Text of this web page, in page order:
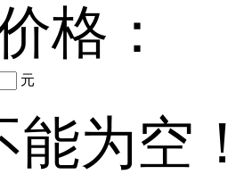
格：
元
能为空